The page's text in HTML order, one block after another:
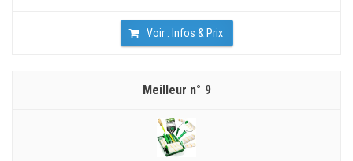
Voir : Infos & Prix
9